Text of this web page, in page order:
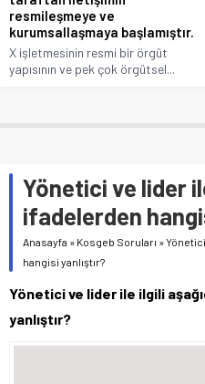
resmileşmeye ve
kurumsallaşmaya başlamıştır.
X işletmesinin resmi bir örgüt
yapısının ve pek çok örgütsel...
Yönetici ve lider
ifadelerden
Anasayfa » Kosgeb Soruları »
hangisi yanlıştır?
Yönetici ve lider ile ilgili
yanlıştır?